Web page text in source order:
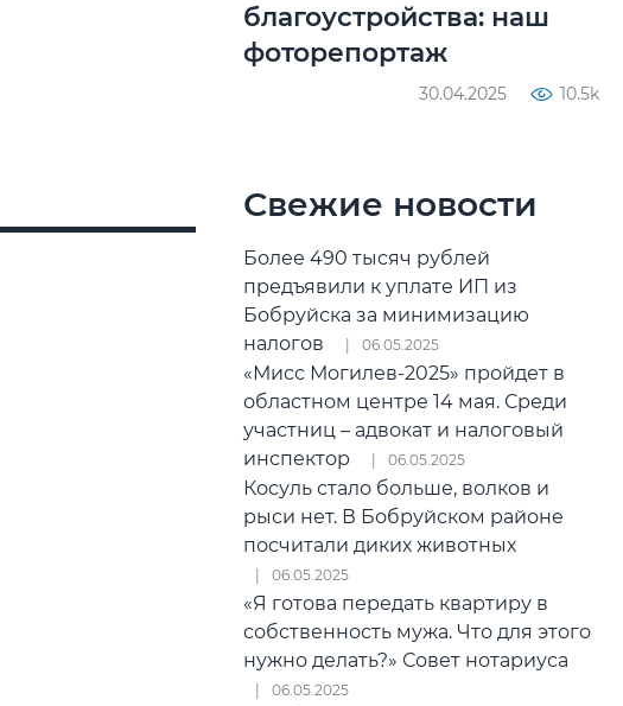
благоустройства: наш
фоторепортаж
30.04.2025 10.5k
Свежие новости
Более 490 тысяч рублей
предъявили к уплате ИП из
Бобруйска за минимизацию
налогов
06.05.2025
«Мисс Могилев-2025» пройдет в
областном центре 14 мая. Среди
участниц – адвокат и налоговый
инспектор
06.05.2025
Косуль стало больше, волков и
рыси нет. В Бобруйском районе
посчитали диких животных
06.05.2025
«Я готова передать квартиру в
собственность мужа. Что для этого
нужно делать?» Совет нотариуса
06.05.2025